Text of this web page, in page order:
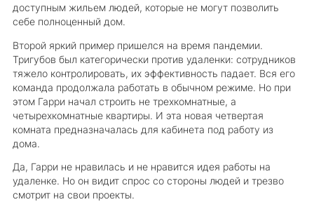
доступным жильем людей, которые не могут позволить
себе полноценный дом.
Второй яркий пример пришелся на время пандемии.
Тригубов был категорически против удаленки: сотрудников
тяжело контролировать, их эффективность падает. Вся его
команда продолжала работать в обычном режиме. Но при
этом Гарри начал строить не трехкомнатные, а
четырехкомнатные квартиры. И эта новая четвертая
комната предназначалась для кабинета под работу из
дома.
Да, Гарри не нравилась и не нравится идея работы на
удаленке. Но он видит спрос со стороны людей и трезво
смотрит на свои проекты.